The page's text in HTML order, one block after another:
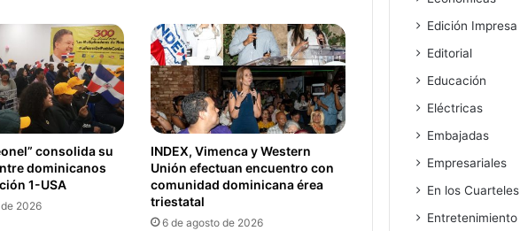
consolida su
dominicanos
1-USA
2026
INDEX, Vimenca y Western
Unión efectuan encuentro con
comunidad dominicana érea
triestatal
6 de agosto de 2026
Edición Impresa
Editorial
Educación
Eléctricas
Embajadas
Empresariales
En los Cuarteles
Entretenimiento